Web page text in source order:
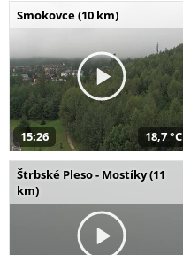
Smokovce (10 km)
15:26 18,7 °C
Štrbské Pleso - Mostíky (11
km)